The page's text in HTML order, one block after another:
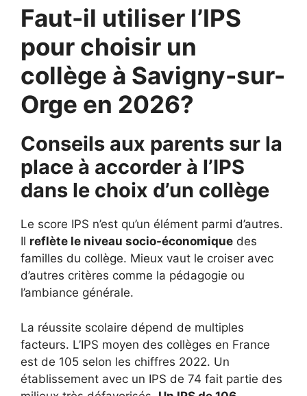
Faut-il utiliser l’IPS
pour choisir un
collège à Savigny-sur-
Orge en 2026?
Conseils aux parents sur la
place à accorder à l’IPS
dans le choix d’un collège
Le score IPS n’est qu’un élément parmi d’autres.
Il reflète le niveau socio-économique des
familles du collège. Mieux vaut le croiser avec
d’autres critères comme la pédagogie ou
l’ambiance générale.
La réussite scolaire dépend de multiples
facteurs. L’IPS moyen des collèges en France
est de 105 selon les chiffres 2022. Un
établissement avec un IPS de 74 fait partie des